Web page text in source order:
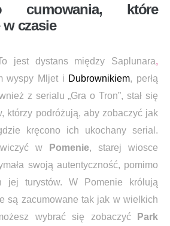
cumowania, które
w czasie
jest dystans między Saplunara,
wyspy Mljet i Dubrownikiem, perłą
z serialu „Gra o Tron”, stał się
którzy podróżują, aby zobaczyć jak
kręcono ich ukochany serial.
w
Pomenie, starej wiosce
swoją autentyczność, pomimo
jej turystów. W Pomenie królują
są zacumowane tak jak w wielkich
wybrać się zobaczyć
Park